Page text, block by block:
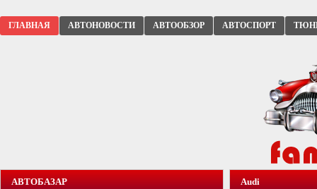
ГЛАВНАЯ АВТОНОВОСТИ АВТООБЗОР АВТОСПОРТ
Audi
АВТОБАЗАР